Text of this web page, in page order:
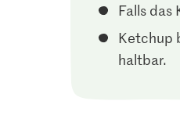
Falls das
Ketchup
haltbar.